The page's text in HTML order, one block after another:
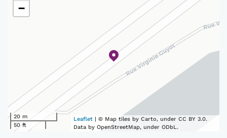
−
20 m
50 ft
Leaflet | © Map tiles by Carto, under CC BY 3.0.
Data by OpenStreetMap, under ODbL.